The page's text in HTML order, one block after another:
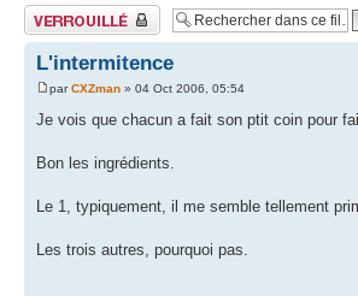
Fil verrouillé
L'intermitence
parCXZman » 04 Oct 2006, 05:54
Je vois que chacun a fait son ptit coin pour
Bon les ingrédients.
Le 1, typiquement, il me semble tellement
Les trois autres, pourquoi pas.